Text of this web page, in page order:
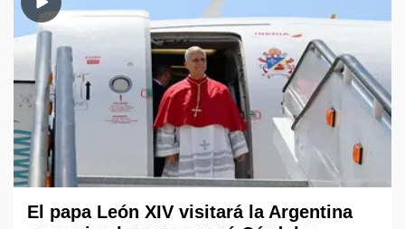
El papa León XIV visitará la Argentina